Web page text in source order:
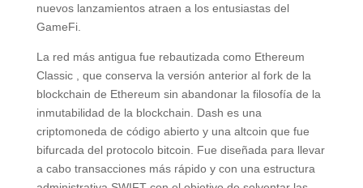
nuevos lanzamientos atraen a los entusiastas del
GameFi.
La red más antigua fue rebautizada como Ethereum
Classic , que conserva la versión anterior al fork de la
blockchain de Ethereum sin abandonar la filosofía de la
inmutabilidad de la blockchain. Dash es una
criptomoneda de código abierto y una altcoin que fue
bifurcada del protocolo bitcoin. Fue diseñada para llevar
a cabo transacciones más rápido y con una estructura